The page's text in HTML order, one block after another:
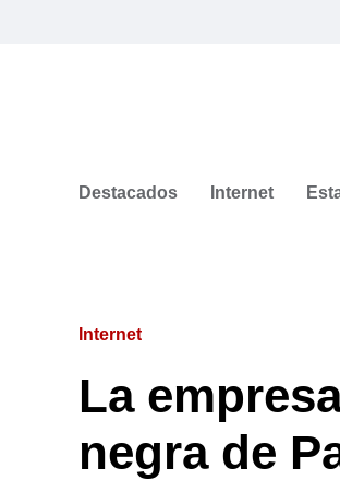
Destacados Internet
Internet
La
negra de